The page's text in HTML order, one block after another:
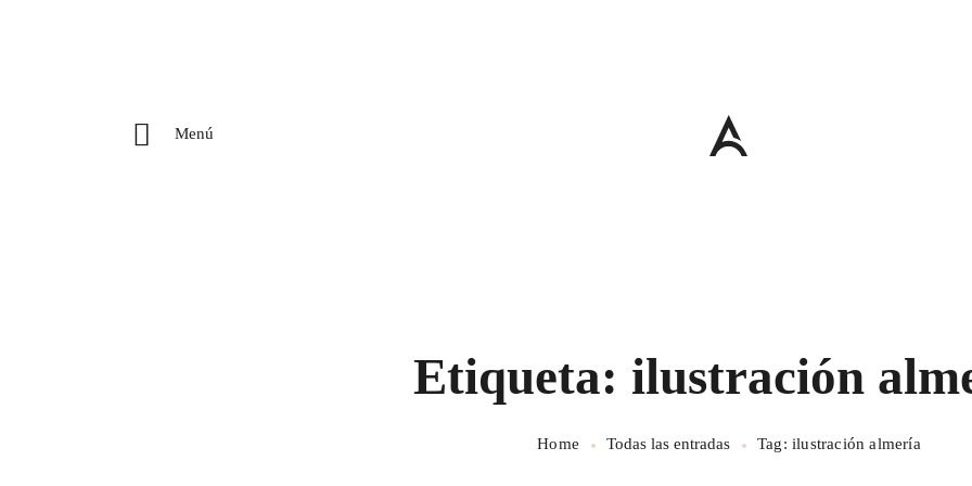
Menú
Etiqueta: ilustración
Home Todas las entradas Tag: ilustración almería